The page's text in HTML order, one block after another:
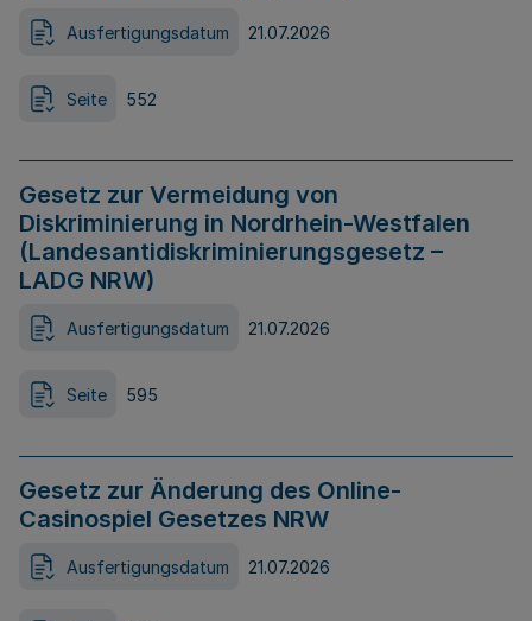
Ausfertigungsdatum 21.07.2026
Seite 552
Gesetz zur Vermeidung von
Diskriminierung in Nordrhein-Westfalen
(Landesantidiskriminierungsgesetz –
LADG NRW)
Ausfertigungsdatum 21.07.2026
Seite 595
Gesetz zur Änderung des Online-
Casinospiel Gesetzes NRW
Ausfertigungsdatum 21.07.2026